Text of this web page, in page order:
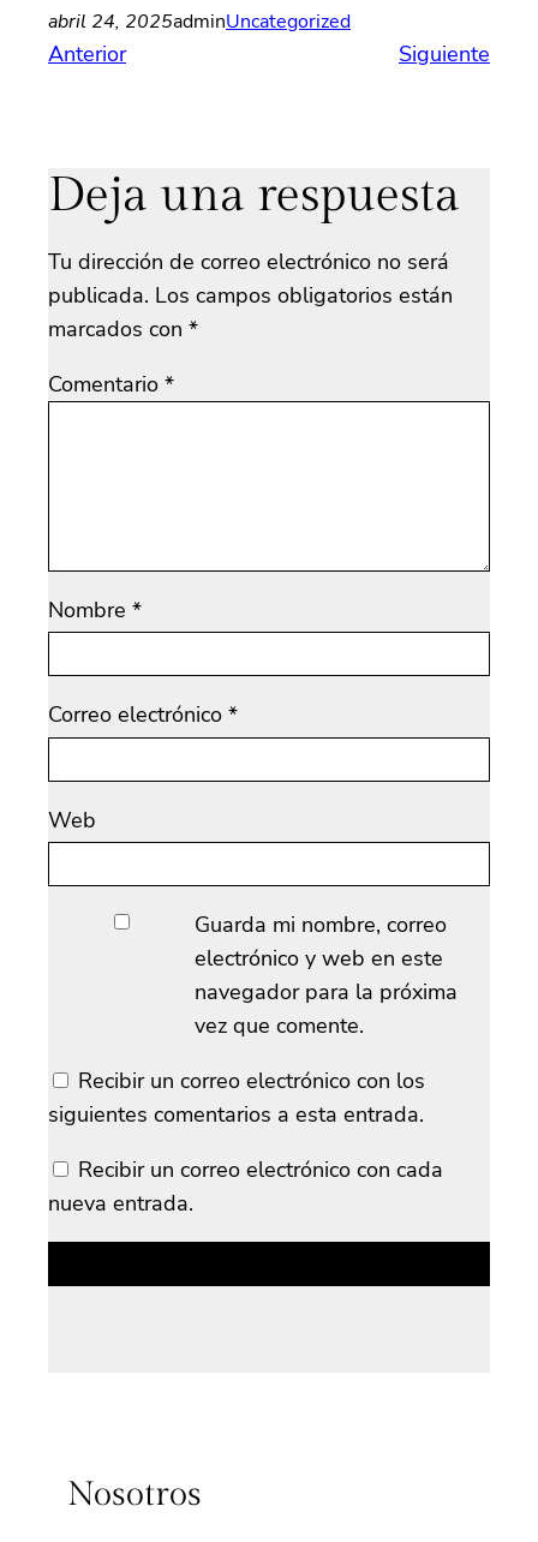
abril 24, 2025adminUncategorized
Anterior Siguiente
Deja una respuesta
Tu dirección de correo electrónico no será
publicada. Los campos obligatorios están
marcados con *
Comentario *
Nombre *
Correo electrónico *
Web
Guarda mi nombre, correo
electrónico y web en este
navegador para la próxima
vez que comente.
Recibir un correo electrónico con los
siguientes comentarios a esta entrada.
Recibir un correo electrónico con cada
nueva entrada.
Nosotros